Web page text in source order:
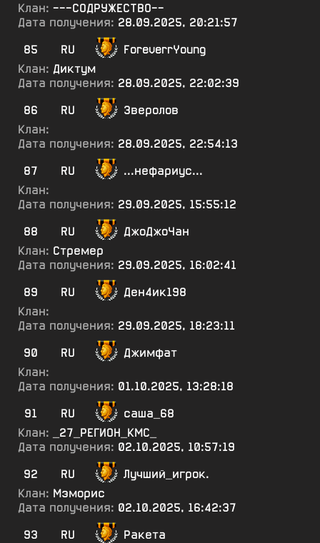
Клан: ---СОДРУЖЕСТВО--
Дата получения: 28.09.2025, 20:21:57
85
RU
ForeverrYoung
Клан: Диктум
Дата получения: 28.09.2025, 22:02:39
86
RU
3веролов
Клан:
Дата получения: 28.09.2025, 22:54:13
87
RU
...нефариус...
Клан:
Дата получения: 29.09.2025, 15:55:12
88
RU
ДжоДжоЧан
Клан: Стремер
Дата получения: 29.09.2025, 16:02:41
89
RU
Ден4ик198
Клан:
Дата получения: 29.09.2025, 18:23:11
90
RU
Джимфат
Клан:
Дата получения: 01.10.2025, 13:28:18
91
RU
саша_68
Клан:
_27_РЕГИОН_КМС_
Дата получения: 02.10.2025, 10:57:19
92
RU
Лучший_игрок.
Клан: Мэморис
Дата получения: 02.10.2025, 16:42:37
93
RU
Ракета